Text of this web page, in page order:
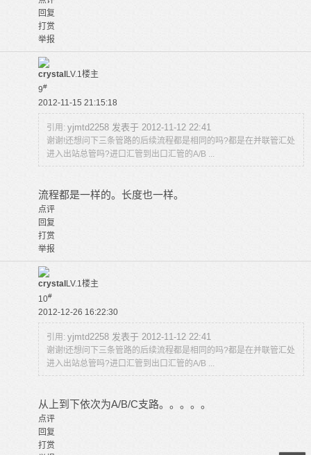
回复
打赏
举报
crystal LV.1楼主
9#
2012-11-15 21:15:18
引用: yjmtd2258 发表于 2012-11-12 22:41
谢谢!还想问下三条管路的后续流程都是相同的吗?都是在并联管汇处
进入出站总管吗?进口汇管到出口汇管的A/B ...
流程都是一样的。长度也一样。
点评
回复
打赏
举报
crystal LV.1楼主
10#
2012-12-26 16:22:30
引用: yjmtd2258 发表于 2012-11-12 22:41
谢谢!还想问下三条管路的后续流程都是相同的吗?都是在并联管汇处
进入出站总管吗?进口汇管到出口汇管的A/B ...
从上到下依次为A/B/C支路。。。。。
点评
回复
打赏